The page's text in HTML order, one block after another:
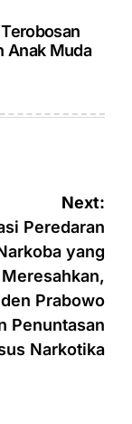
Anak Muda
Next:
Peredaran
yang
Meresahkan,
Prabowo
Penuntasan
Narkotika